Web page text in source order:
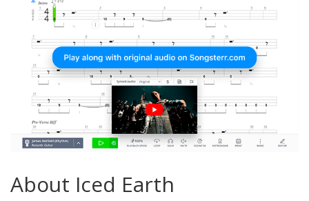
About Iced Earth